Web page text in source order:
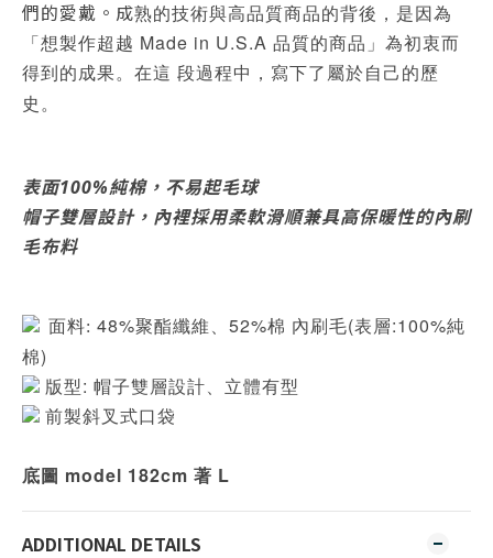
們的愛戴。成熟的技術與高品質商品的背後，是因為
「想製作超越 Made in U.S.A 品質的商品」為初衷而
得到的成果。在這 段過程中，寫下了屬於自己的歷
史。
表面100%純棉，不易起毛球
帽子雙層設計，內裡採用柔軟滑順兼具高保暖性的內刷
毛布料
面料: 48%聚酯纖維、52%棉 內刷毛(表層:100%純
棉)
版型: 帽子雙層設計、立體有型
前製斜叉式口袋
底圖 model 182cm 著 L
ADDITIONAL DETAILS